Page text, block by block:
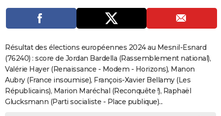
Dictionnaire
Biographies
Expressions
Proverbes
PROGRAMME TV
S'inscrire
Se connecter
Lycées
Collèges
Primaires
Universités
Entreprises
Service militaire
Avis de recherche
AVIS DE DÉCÈS
FORUM
Bricolage
Lifestyle
Culture
SportAuto
Television
Voyage
Cinema
Résultat des élections européennes 2024 au Mesnil-Esnard
(76240) : score de Jordan Bardella (Rassemblement national),
Valérie Hayer (Renaissance - Modem - Horizons), Manon
Aubry (France insoumise), François-Xavier Bellamy (Les
Républicains), Marion Maréchal (Reconquête !), Raphaël
Glucksmann (Parti socialiste - Place publique)...